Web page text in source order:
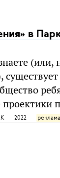
в
(или,
2022